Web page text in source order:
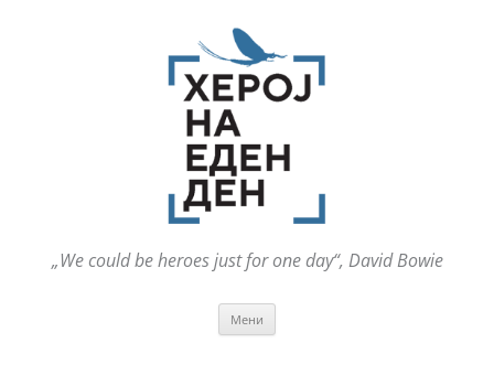
„We could be heroes just for one day“, David Bowie
Мени